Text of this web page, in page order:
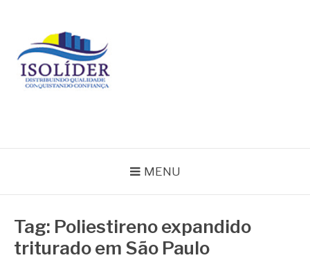
conteúdo
MENU
Tag: Poliestireno expandido
triturado em São Paulo